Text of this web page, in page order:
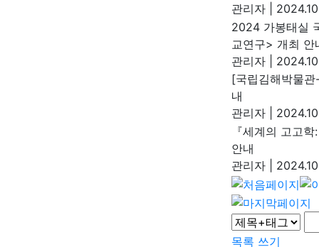
관리자
2024 가봉태실
교연구> 개최 안
관리자
[국립김해박물
내
관리자
『세계의 고고
안내
관리자
목록 쓰기